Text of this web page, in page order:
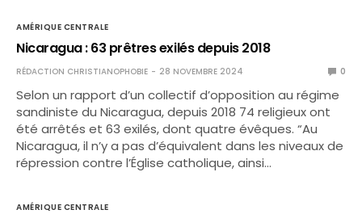
AMÉRIQUE CENTRALE
Nicaragua : 63 prêtres exilés depuis 2018
RÉDACTION CHRISTIANOPHOBIE 28 NOVEMBRE 2024 0
Selon un rapport d’un collectif d’opposition au régime
sandiniste du Nicaragua, depuis 2018 74 religieux ont
été arrêtés et 63 exilés, dont quatre évêques. “Au
Nicaragua, il n’y a pas d’équivalent dans les niveaux de
répression contre l’Église catholique, ainsi…
AMÉRIQUE CENTRALE